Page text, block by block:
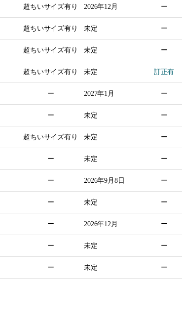
超ちいサイズ有り 2026年12月 ー
超ちいサイズ有り 未定 ー
超ちいサイズ有り 未定 ー
超ちいサイズ有り 未定 訂正有
ー 2027年1月 ー
ー 未定 ー
超ちいサイズ有り 未定 ー
ー 未定 ー
ー 2026年9月8日 ー
ー 未定 ー
ー 2026年12月 ー
ー 未定 ー
ー 未定 ー